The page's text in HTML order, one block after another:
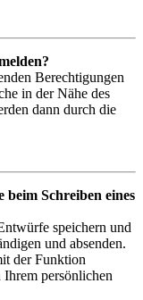
Berechtigungen
in der Nähe des
dann durch die
beim Schreiben eines
speichern und
und absenden.
der Funktion
persönlichen